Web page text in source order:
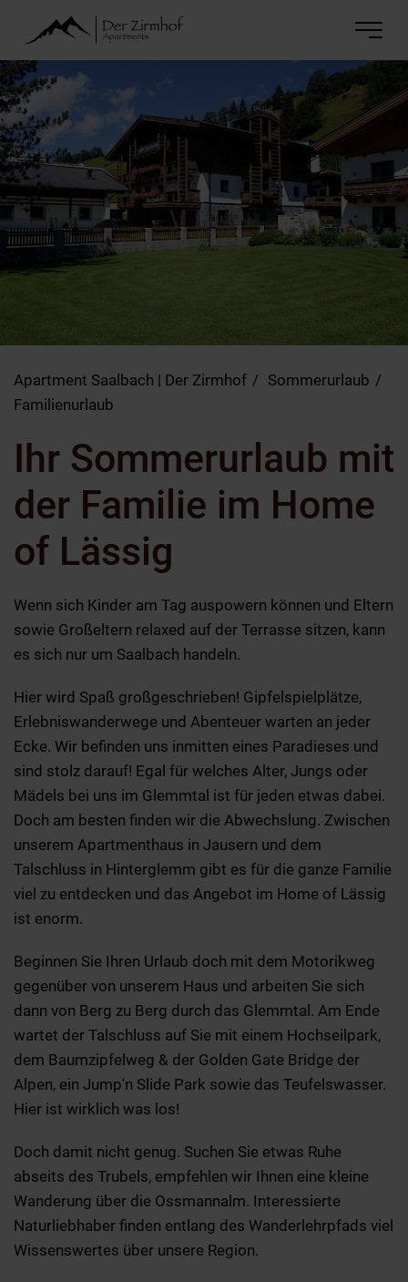
Apartment Saalbach | Der Zirmhof
Sommerurlaub
Familienurlaub
Ihr Sommerurlaub mit
der Familie im Home
of Lässig
Wenn sich Kinder am Tag auspowern können und Eltern
sowie Großeltern relaxed auf der Terrasse sitzen, kann
es sich nur um Saalbach handeln.
Hier wird Spaß großgeschrieben! Gipfelspielplätze,
Erlebniswanderwege und Abenteuer warten an jeder
Ecke. Wir befinden uns inmitten eines Paradieses und
sind stolz darauf! Egal für welches Alter, Jungs oder
Mädels bei uns im Glemmtal ist für jeden etwas dabei.
Doch am besten finden wir die Abwechslung. Zwischen
unserem Apartmenthaus in Jausern und dem
Talschluss in Hinterglemm gibt es für die ganze Familie
viel zu entdecken und das Angebot im Home of Lässig
ist enorm.
Beginnen Sie Ihren Urlaub doch mit dem Motorikweg
gegenüber von unserem Haus und arbeiten Sie sich
dann von Berg zu Berg durch das Glemmtal. Am Ende
wartet der Talschluss auf Sie mit einem Hochseilpark,
dem Baumzipfelweg & der Golden Gate Bridge der
Alpen, ein Jump'n Slide Park sowie das Teufelswasser.
Hier ist wirklich was los!
Doch damit nicht genug. Suchen Sie etwas Ruhe
abseits des Trubels, empfehlen wir Ihnen eine kleine
Wanderung über die Ossmannalm. Interessierte
Naturliebhaber finden entlang des Wanderlehrpfads viel
Wissenswertes über unsere Region. ​